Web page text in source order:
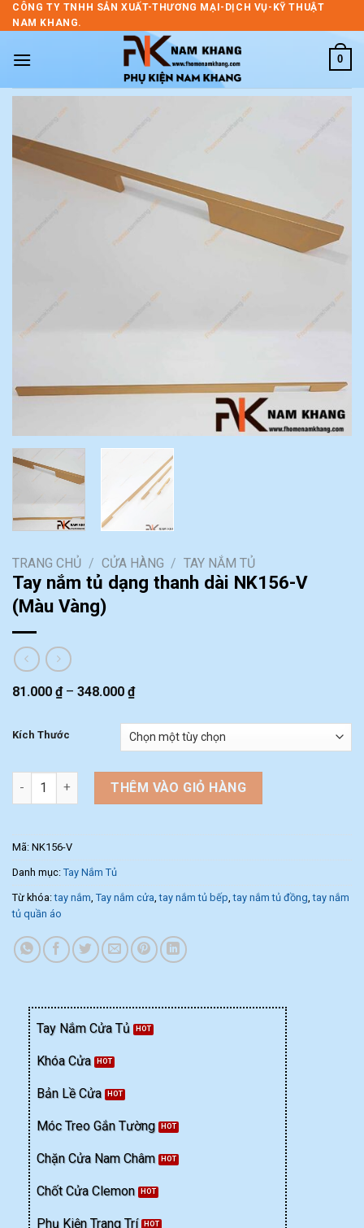
Skip
to
CÔNG TY TNHH SẢN XUẤT-THƯƠNG MẠI-DỊCH VỤ-KỸ THUẬT
NAM KHANG.
0
TRANG CHỦ / CỬA HÀNG / TAY NẮM TỦ
Tay nắm tủ dạng thanh dài NK156-V
(Màu Vàng)
81.000 ₫– 348.000 ₫
Kích Thước
Tay nắm tủ dạng thanh dài NK156-V (Màu Vàng) số lượng
THÊM VÀO GIỎ HÀNG
Mã: NK156-V
Danh mục: Tay Nắm Tủ
Từ khóa:tay nắm Tay nắm cửa ,tay nắm tủ bếp ,tay nắm tủ đồng ,tay nắm
tủ quần áo
Tay Nắm Cửa Tủ
Khóa Cửa
Bản Lề Cửa
Móc Treo Gắn Tường
Chặn Cửa Nam Châm
Chốt Cửa Clemon
Phụ Kiện Trang Trí